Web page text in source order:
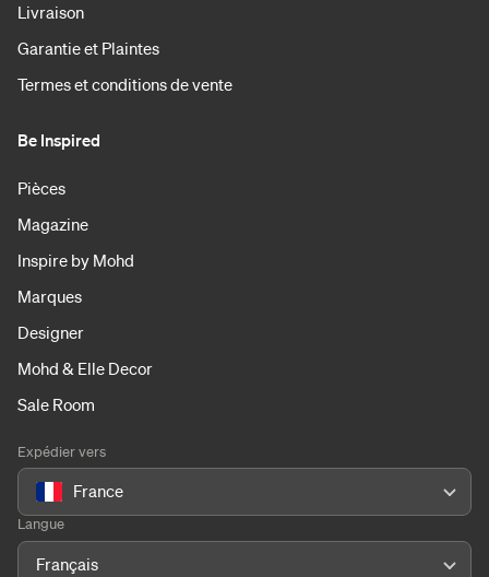
Livraison
Garantie et Plaintes
Termes et conditions de vente
Be Inspired
Pièces
Magazine
Inspire by Mohd
Marques
Designer
Mohd & Elle Decor
Sale Room
Expédier vers
France
Langue
Français